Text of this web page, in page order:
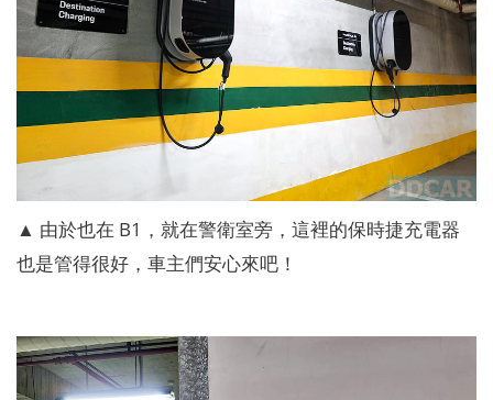
▲ 由於也在 B1，就在警衛室旁，這裡的保時捷充電器
也是管得很好，車主們安心來吧！